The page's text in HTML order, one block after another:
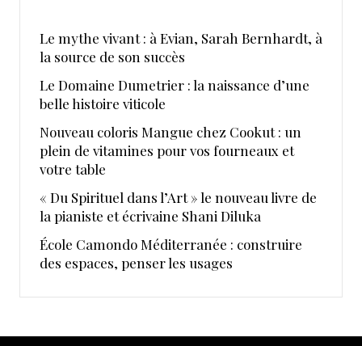
Le mythe vivant : à Evian, Sarah Bernhardt, à
la source de son succès
Le Domaine Dumetrier : la naissance d’une
belle histoire viticole
Nouveau coloris Mangue chez Cookut : un
plein de vitamines pour vos fourneaux et
votre table
« Du Spirituel dans l’Art » le nouveau livre de
la pianiste et écrivaine Shani Diluka
École Camondo Méditerranée : construire
des espaces, penser les usages